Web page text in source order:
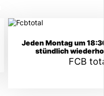
FCB
Jeden Montag um
stündlich